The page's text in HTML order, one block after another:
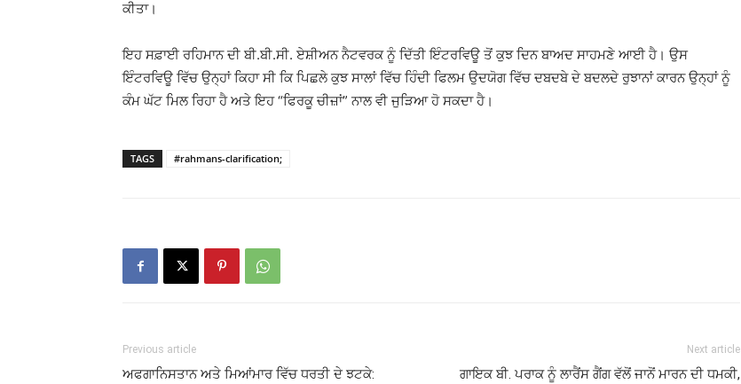
ਕੀਤਾ।
ਇਹ ਸਫ਼ਾਈ ਰਹਿਮਾਨ ਦੀ ਬੀ.ਬੀ.ਸੀ. ਏਸ਼ੀਅਨ ਨੈਟਵਰਕ ਨੂੰ ਦਿੱਤੀ ਇੰਟਰਵਿਊ ਤੋਂ ਕੁਝ ਦਿਨ ਬਾਅਦ ਸਾਹਮਣੇ ਆਈ ਹੈ। ਉਸ
ਇੰਟਰਵਿਊ ਵਿੱਚ ਉਨ੍ਹਾਂ ਕਿਹਾ ਸੀ ਕਿ ਪਿਛਲੇ ਕੁਝ ਸਾਲਾਂ ਵਿੱਚ ਹਿੰਦੀ ਫਿਲਮ ਉਦਯੋਗ ਵਿੱਚ ਦਬਦਬੇ ਦੇ ਬਦਲਦੇ ਰੁਝਾਨਾਂ ਕਾਰਨ ਉਨ੍ਹਾਂ ਨੂੰ
ਕੰਮ ਘੱਟ ਮਿਲ ਰਿਹਾ ਹੈ ਅਤੇ ਇਹ “ਫਿਰਕੂ ਚੀਜ਼ਾਂ” ਨਾਲ ਵੀ ਜੁੜਿਆ ਹੋ ਸਕਦਾ ਹੈ।
TAGS #rahmans-clarification;
Previous article
ਅਫਗਾਨਿਸਤਾਨ ਅਤੇ ਮਿਆਂਮਾਰ ਵਿੱਚ ਧਰਤੀ ਦੇ ਝਟਕੇ:
Next article
ਗਾਇਕ ਬੀ. ਪਰਾਕ ਨੂੰ ਲਾਰੈਂਸ ਗੈਂਗ ਵੱਲੋਂ ਜਾਨੋਂ ਮਾਰਨ ਦੀ ਧਮਕੀ,